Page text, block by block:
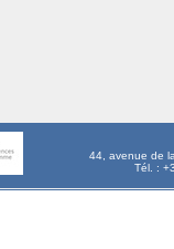
44, avenue de
Tél. :